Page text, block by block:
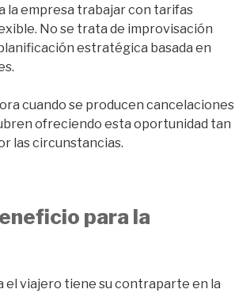
la empresa trabajar con tarifas
No se trata de improvisación
estratégica basada en
cuando se producen cancelaciones
ofreciendo esta oportunidad tan
las circunstancias.
para la
el viajero tiene su contraparte en la